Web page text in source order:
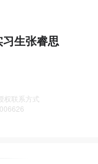
生张睿思
权联系方式